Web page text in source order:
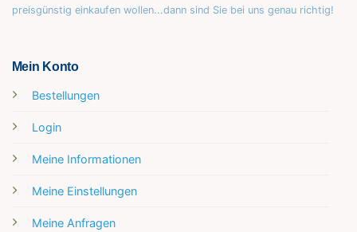
preisgünstig einkaufen wollen...dann sind Sie bei uns genau richtig!
Mein Konto
Bestellungen
Login
Meine Informationen
Meine Einstellungen
Meine Anfragen